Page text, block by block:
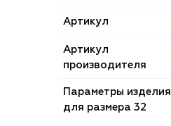
Артикул
Артикул
производителя
Параметры изделия
для размера 32